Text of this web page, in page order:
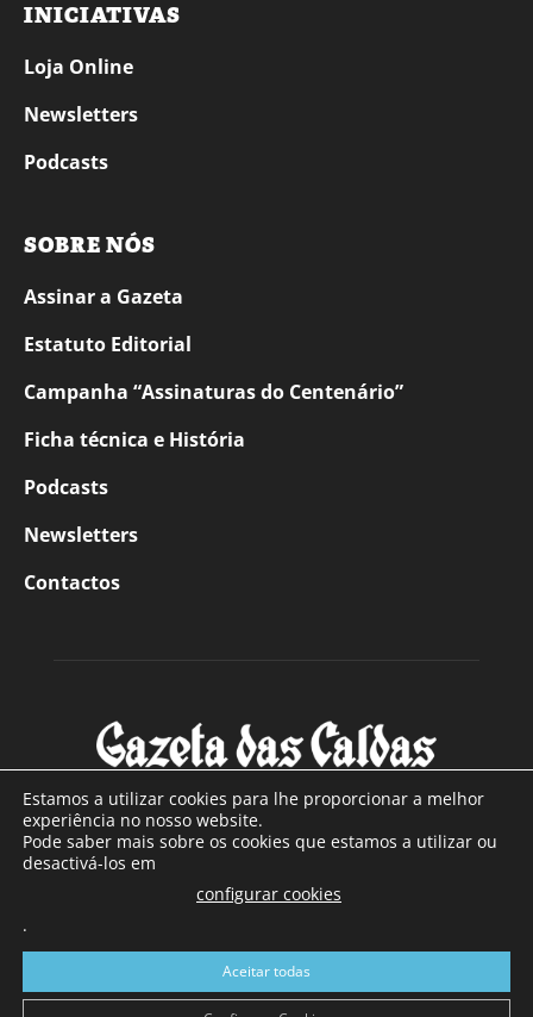
INICIATIVAS
Loja Online
Newsletters
Podcasts
SOBRE NÓS
Assinar a Gazeta
Estatuto Editorial
Campanha “Assinaturas do Centenário”
Ficha técnica e História
Podcasts
Newsletters
Contactos
SOBRE NÓS
Com sede nas Caldas da Rainha e mais de 90 anos de
a sul de distrito de Leiria, com mais de 40.000 leitores por
toda a região Oeste. Jornal com distribuição em Portugal
Continental e assinatura online.
Estamos a utilizar cookies para lhe proporcionar a melhor
experiência no nosso website.
Pode saber mais sobre os cookies que estamos a utilizar ou
desactivá-los em
configurar cookies
.
Aceitar todas